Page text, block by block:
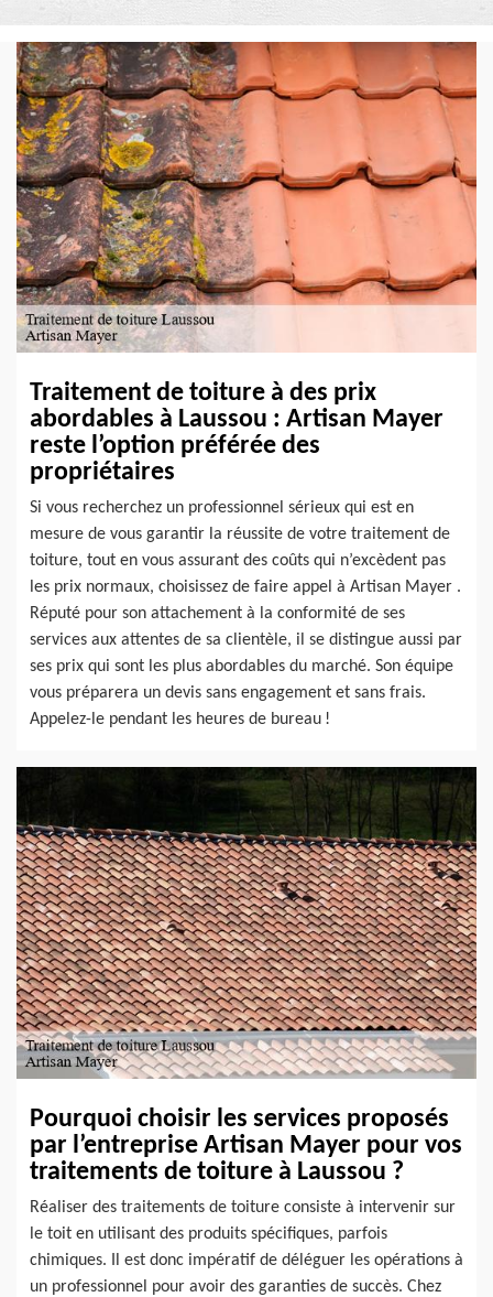
Traitement de toiture à des prix
abordables à Laussou : Artisan Mayer
reste l’option préférée des
propriétaires
Si vous recherchez un professionnel sérieux qui est en
mesure de vous garantir la réussite de votre traitement de
toiture, tout en vous assurant des coûts qui n’excèdent pas
les prix normaux, choisissez de faire appel à Artisan Mayer .
Réputé pour son attachement à la conformité de ses
services aux attentes de sa clientèle, il se distingue aussi par
ses prix qui sont les plus abordables du marché. Son équipe
vous préparera un devis sans engagement et sans frais.
Appelez-le pendant les heures de bureau !
Pourquoi choisir les services proposés
par l’entreprise Artisan Mayer pour vos
traitements de toiture à Laussou ?
Réaliser des traitements de toiture consiste à intervenir sur
le toit en utilisant des produits spécifiques, parfois
chimiques. Il est donc impératif de déléguer les opérations à
un professionnel pour avoir des garanties de succès. Chez